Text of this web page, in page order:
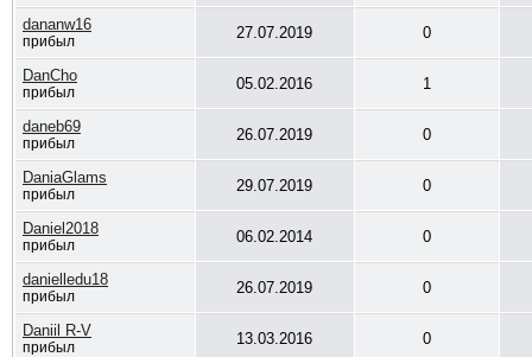
dananw16
прибыл 27.07.2019 0
DanCho
прибыл 05.02.2016 1
daneb69
прибыл 26.07.2019 0
DaniaGlams
прибыл 29.07.2019 0
Daniel2018
прибыл 06.02.2014 0
danielledu18
прибыл 26.07.2019 0
Daniil R-V
прибыл 13.03.2016 0